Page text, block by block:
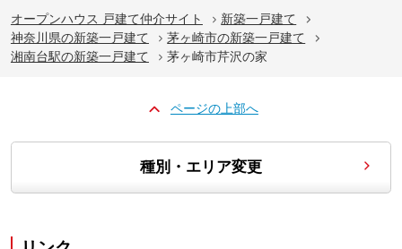
オープンハウス 戸建て仲介サイト
新築一戸建て
神奈川県の新築一戸建て
茅ヶ崎市の新築一戸建て
湘南台駅の新築一戸建て
茅ヶ崎市芹沢の家
ページの上部へ
種別・エリア変更